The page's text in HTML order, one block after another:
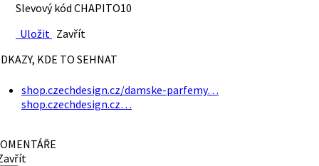
Slevový kód CHAPITO10
Uložit Zavřít
KDE TO SEHNAT
shop.czechdesign.cz/damske-parfemy…
shop.czechdesign.cz…